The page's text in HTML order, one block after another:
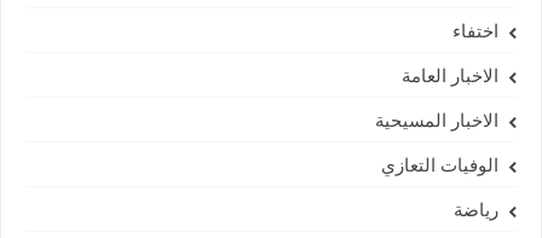
اختفاء
الاخبار العامة
الاخبار المسيحية
الوفيات التعازي
رياضة